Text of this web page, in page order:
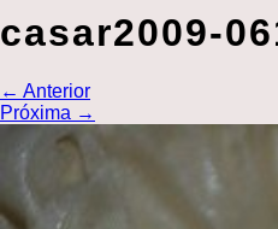
casar2009-
← Anterior
Próxima →